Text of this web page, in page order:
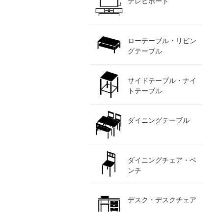
ローテーブル・リビン
グテーブル
サイドテーブル・ナイ
トテーブル
ダイニングテーブル
ダイニングチェア・ベ
ンチ
デスク・デスクチェア